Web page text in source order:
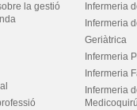
la gestió
Infermeria
Infermeria
Geriàtrica
Infermeria
Infermeria
Infermeria